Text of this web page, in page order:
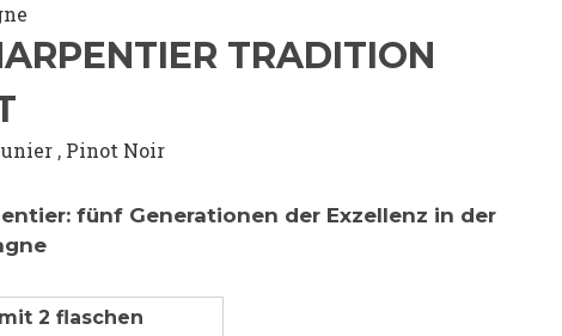
TRADITION
, Pinot Noir
fünf Generationen der Exzellenz in der
2 flaschen